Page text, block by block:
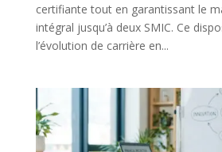
certifiante tout en garantissant le
intégral jusqu’à deux SMIC. Ce
l’évolution de carrière en...